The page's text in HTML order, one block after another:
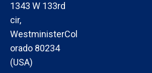
1343 W 133rd
cir,
WestministerCol
orado 80234
(USA)